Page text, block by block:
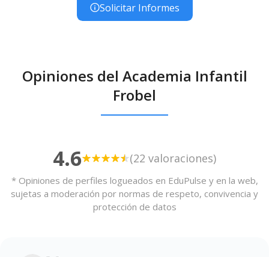
Solicitar Informes
Opiniones del Academia Infantil
Frobel
4.6 (22 valoraciones)
* Opiniones de perfiles logueados en EduPulse y en la web,
sujetas a moderación por normas de respeto, convivencia y
protección de datos